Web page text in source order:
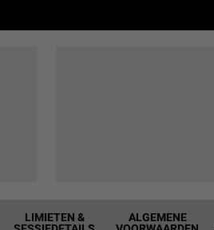
LIMIETEN &
ALGEMENE